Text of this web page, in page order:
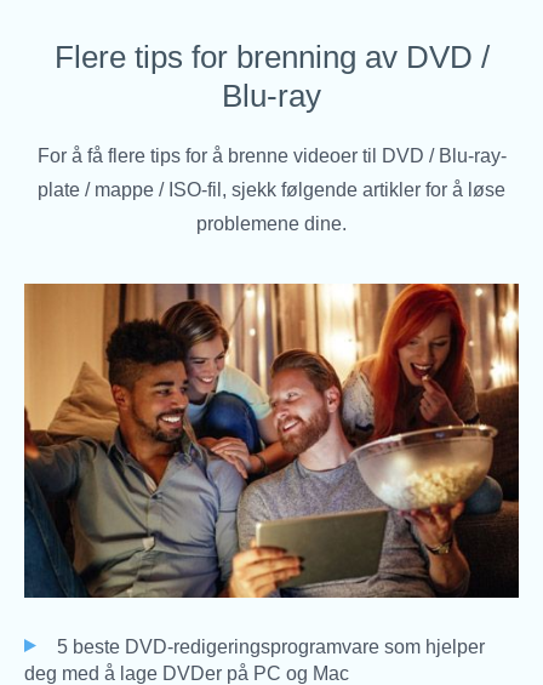
Flere tips for brenning av DVD /
Blu-ray
For å få flere tips for å brenne videoer til DVD / Blu-ray-
plate / mappe / ISO-fil, sjekk følgende artikler for å løse
problemene dine.
5 beste DVD-redigeringsprogramvare som hjelper
deg med å lage DVDer på PC og Mac